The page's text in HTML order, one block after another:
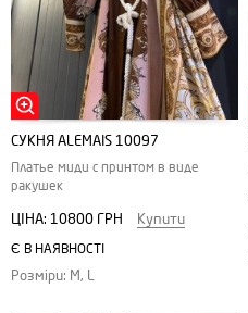
СУКНЯ АLEMAIS 10097
Платье миди с принтом в виде
ракушек
ЦІНА: 10800 ГРН Купити
Є В НАЯВНОСТІ
Розміри: M, L